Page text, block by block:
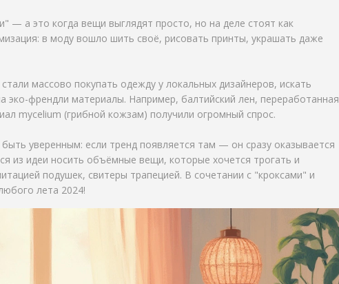
— а это когда вещи выглядят просто, но на деле стоят как
в моду вошло шить своё, рисовать принты, украшать даже
массово покупать одежду у локальных дизайнеров, искать
эко-френдли материалы. Например, балтийский лен, переработанная
mycelium (грибной кожзам) получили огромный спрос.
уверенным: если тренд появляется там — он сразу оказывается
из идеи носить объёмные вещи, которые хочется трогать и
подушек, свитеры трапецией. В сочетании с "кроксами" и
лета 2024!